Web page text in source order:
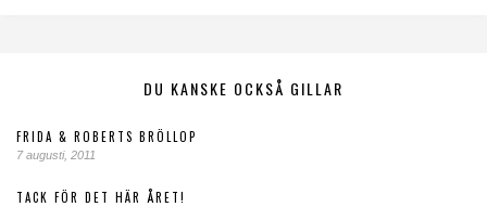
DU KANSKE OCKSÅ GILLAR
FRIDA & ROBERTS BRÖLLOP
7 augusti, 2011
TACK FÖR DET HÄR ÅRET!